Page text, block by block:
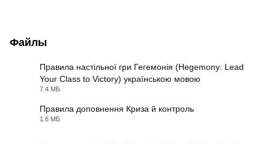
Файлы
Правила настільної гри Гегемонія (Hegemony: Lead
Your Class to Victory) українською мовою
7.4 МБ
Правила доповнення Криза й контроль
1.6 МБ